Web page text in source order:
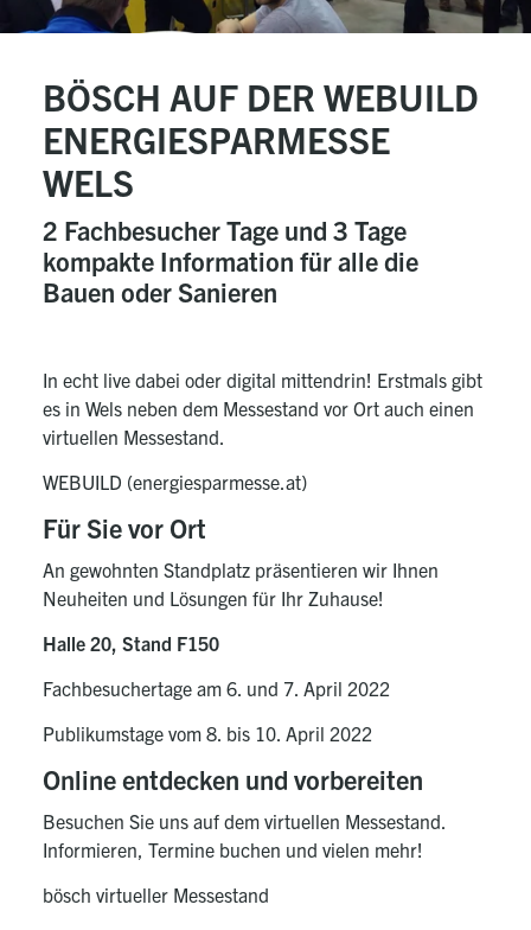
BÖSCH AUF DER WEBUILD
ENERGIESPARMESSE
WELS
2 Fachbesucher Tage und 3 Tage
kompakte Information für alle die
Bauen oder Sanieren
In echt live dabei oder digital mittendrin! Erstmals gibt
es in Wels neben dem Messestand vor Ort auch einen
virtuellen Messestand.
WEBUILD (energiesparmesse.at)
Für Sie vor Ort
An gewohnten Standplatz präsentieren wir Ihnen
Neuheiten und Lösungen für Ihr Zuhause!
Halle 20, Stand F150
Fachbesuchertage am 6. und 7. April 2022
Publikumstage vom 8. bis 10. April 2022
Online entdecken und vorbereiten
Besuchen Sie uns auf dem virtuellen Messestand.
Informieren, Termine buchen und vielen mehr!
bösch virtueller Messestand